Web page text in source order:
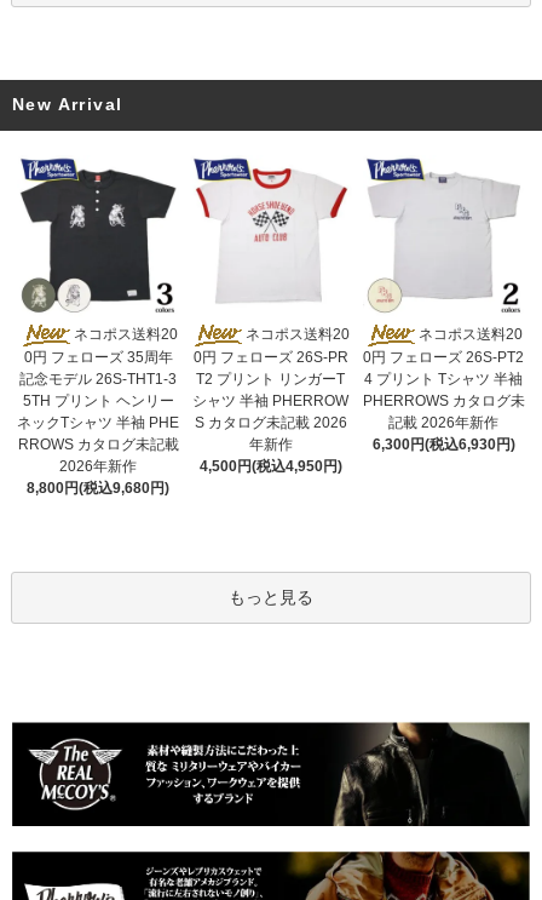
New Arrival
ネコポス送料20
0円 フェローズ 35周年
記念モデル 26S-THT1-3
5TH プリント ヘンリー
ネックTシャツ 半袖 PHE
RROWS カタログ未記載
2026年新作
8,800円(税込9,680円)
ネコポス送料20
0円 フェローズ 26S-PR
T2 プリント リンガーT
シャツ 半袖 PHERROW
S カタログ未記載 2026
年新作
4,500円(税込4,950円)
ネコポス送料20
0円 フェローズ 26S-PT2
4 プリント Tシャツ 半袖
PHERROWS カタログ未
記載 2026年新作
6,300円(税込6,930円)
もっと見る